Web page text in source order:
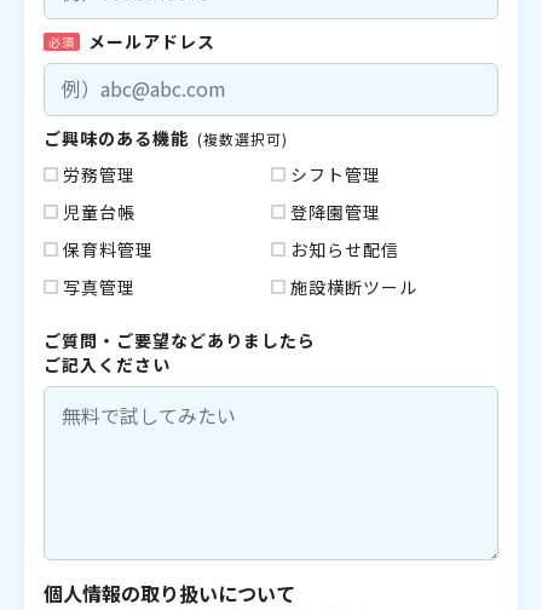
必須 メールアドレス
ご興味のある機能 (複数選択可)
労務管理
シフト管理
児童台帳
登降園管理
保育料管理
お知らせ配信
写真管理
施設横断ツール
ご質問・ご要望などありましたら
ご記入ください
個人情報の取り扱いについて